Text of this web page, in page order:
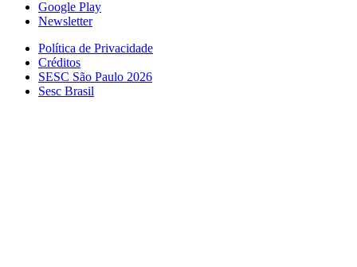
Google Play
Newsletter
Política de Privacidade
Créditos
SESC São Paulo 2026
Sesc Brasil